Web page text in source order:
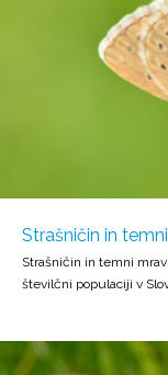
Strašničin in
Strašničin in temni
številčni populaciji v